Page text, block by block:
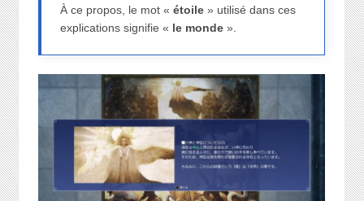
À ce propos, le mot «étoile » utilisé dans ces
explications signifie « le monde ».